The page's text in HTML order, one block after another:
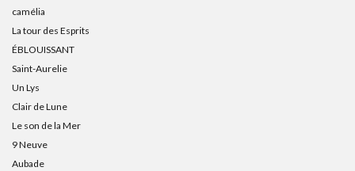
camélia
La tour des Esprits
ÉBLOUISSANT
Saint-Aurelie
Un Lys
Clair de Lune
Le son de la Mer
9 Neuve
Aubade